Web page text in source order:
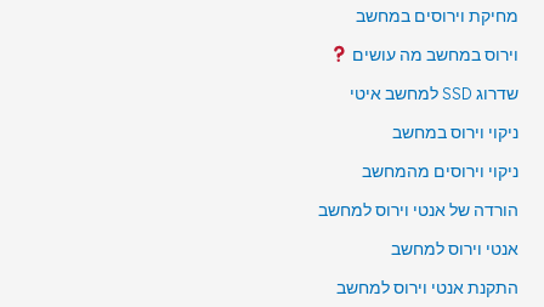
מחיקת וירוסים במחשב
וירוס במחשב מה עושים
שדרוג SSD למחשב איטי
ניקוי וירוס במחשב
ניקוי וירוסים מהמחשב
הורדה של אנטי וירוס למחשב
אנטי וירוס למחשב
התקנת אנטי וירוס למחשב